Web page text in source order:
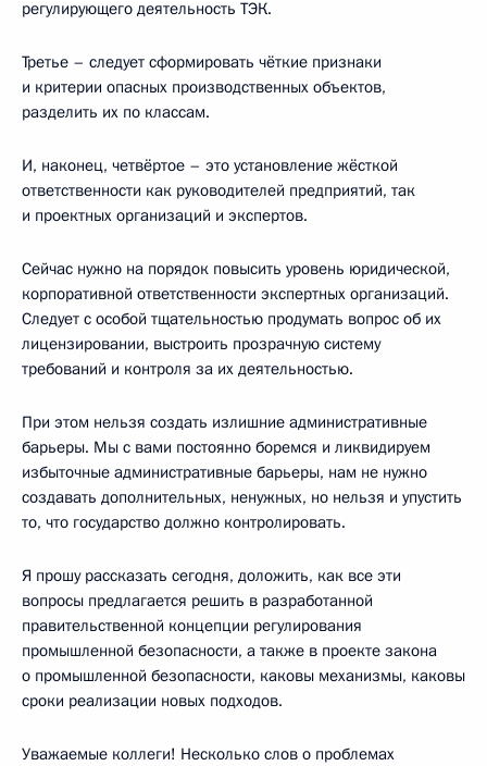
регулирующего деятельность ТЭК.
Третье – следует сформировать чёткие признаки
и критерии опасных производственных объектов,
разделить их по классам.
И, наконец, четвёртое – это установление жёсткой
ответственности как руководителей предприятий, так
и проектных организаций и экспертов.
Сейчас нужно на порядок повысить уровень юридической,
корпоративной ответственности экспертных организаций.
Следует с особой тщательностью продумать вопрос об их
лицензировании, выстроить прозрачную систему
требований и контроля за их деятельностью.
При этом нельзя создать излишние административные
барьеры. Мы с вами постоянно боремся и ликвидируем
избыточные административные барьеры, нам не нужно
создавать дополнительных, ненужных, но нельзя и упустить
то, что государство должно контролировать.
Я прошу рассказать сегодня, доложить, как все эти
вопросы предлагается решить в разработанной
правительственной концепции регулирования
промышленной безопасности, а также в проекте закона
о промышленной безопасности, каковы механизмы, каковы
сроки реализации новых подходов.
Уважаемые коллеги! Несколько слов о проблемах